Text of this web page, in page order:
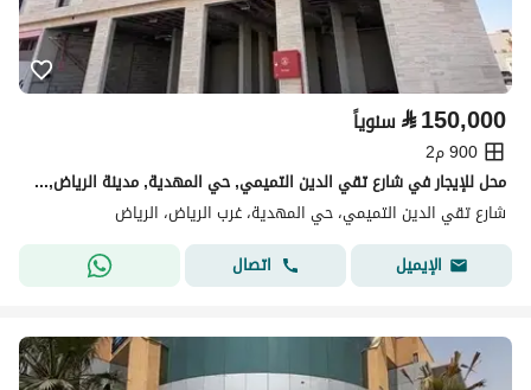
⃁150,000 سنوياً
900 م2
محل للإيجار في شارع تقي الدين التميمي, حي المهدية, مدينة الرياض, منطقة الرياض
شارع تقي الدين التميمي، حي المهدية، غرب الرياض، الرياض
الإيميل
اتصال